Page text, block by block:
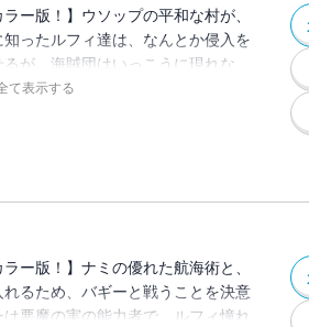
ー版！】ウソップの平和な村が、
ったルフィ達は、なんとか侵入を
が、海賊団はいっこうに現れな
ら、なにやら騒がしい声がして…!?
て表示する
ー版！】ナミの優れた航海術と、
るため、バギーと戦うことを決意
悪魔の実の能力者で、ルフィ憧れ